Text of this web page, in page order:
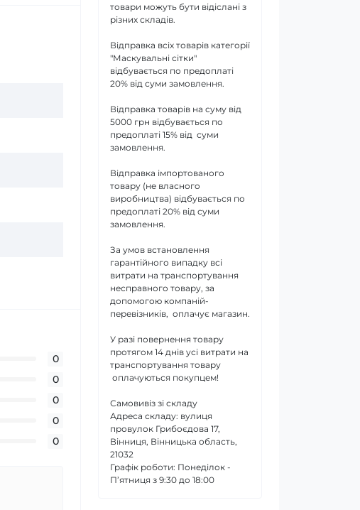
0
0
0
0
0
товари можуть бути відіслані з
різних складів.
Відправка всіх товарів категорії
"Маскувальні сітки"
відбувається по предоплаті
20% від суми замовлення.
Відправка товарів на суму від
5000 грн відбувається по
предоплаті 15% від суми
замовлення.
Відправка імпортованого
товару (не власного
виробництва) відбувається по
предоплаті 20% від суми
замовлення.
За умов встановлення
гарантійного випадку всі
витрати на транспортування
несправного товару, за
допомогою компаній-
перевізників, оплачує магазин.
У разі повернення товару
протягом 14 днів усі витрати на
транспортування товару
оплачуються покупцем!
Самовивіз зі складу
Адреса складу: вулиця
провулок Грибоєдова 17,
Вінниця, Вінницька область,
21032
Графік роботи: Понеділок -
П’ятниця з 9:30 до 18:00